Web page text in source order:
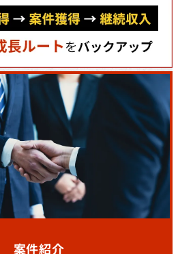
案件紹介